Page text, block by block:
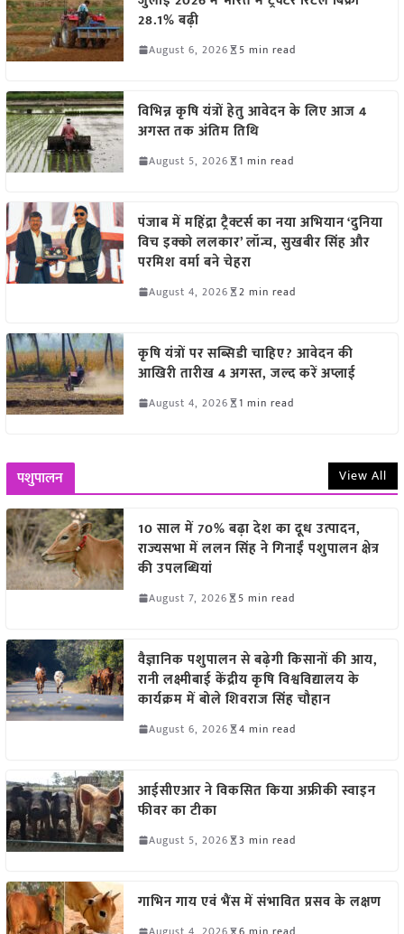
28.1% बढ़ी
August 6, 2026 5 min read
विभिन्न कृषि यंत्रों हेतु आवेदन के लिए आज 4
अगस्त तक अंतिम तिथि
August 5, 2026 1 min read
पंजाब में महिंद्रा ट्रैक्टर्स का नया अभियान ‘दुनिया
विच इक्को ललकार’ लॉन्च, सुखबीर सिंह और
परमिश वर्मा बने चेहरा
August 4, 2026 2 min read
कृषि यंत्रों पर सब्सिडी चाहिए? आवेदन की
आखिरी तारीख 4 अगस्त, जल्द करें अप्लाई
August 4, 2026 1 min read
पशुपालन View All
10 साल में 70% बढ़ा देश का दूध उत्पादन,
राज्यसभा में ललन सिंह ने गिनाईं पशुपालन क्षेत्र
की उपलब्धियां
August 7, 2026 5 min read
वैज्ञानिक पशुपालन से बढ़ेगी किसानों की आय,
रानी लक्ष्मीबाई केंद्रीय कृषि विश्वविद्यालय के
कार्यक्रम में बोले शिवराज सिंह चौहान
August 6, 2026 4 min read
आईसीएआर ने विकसित किया अफ्रीकी स्वाइन
फीवर का टीका
August 5, 2026 3 min read
गाभिन गाय एवं भैंस में संभावित प्रसव के लक्षण